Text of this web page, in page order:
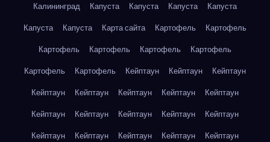
Калининград
Капуста Капуста Капуста
Капуста
Капуста
Капуста Карта сайта Картофель
Картофель
Картофель
Картофель Картофель
Картофель
Картофель
Картофель Кейптаун Кейптаун
Кейптаун
Кейптаун
Кейптаун Кейптаун Кейптаун
Кейптаун
Кейптаун
Кейптаун Кейптаун Кейптаун
Кейптаун
Кейптаун
Кейптаун Кейптаун Кейптаун
Кейптаун